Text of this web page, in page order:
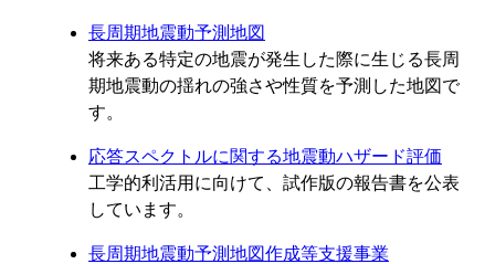
長周期地震動予測地図
将来ある特定の地震が発生した際に生じる長周
期地震動の揺れの強さや性質を予測した地図で
す。
応答スペクトルに関する地震動ハザード評価
工学的利活用に向けて、試作版の報告書を公表
しています。
長周期地震動予測地図作成等支援事業